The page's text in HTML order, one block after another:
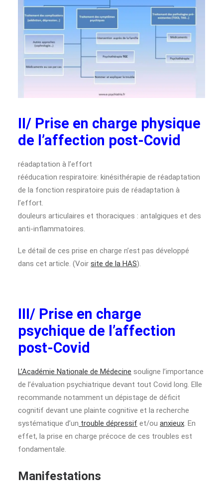
II/ Prise en charge physique
de l’affection post-Covid
réadaptation à l’effort
rééducation respiratoire: kinésithérapie de réadaptation
de la fonction respiratoire puis de réadaptation à
l’effort.
douleurs articulaires et thoraciques : antalgiques et des
anti-inflammatoires.
Le détail de ces prise en charge n’est pas développé
dans cet article. (Voir site de la HAS).
III/ Prise en charge
psychique de l’affection
post-Covid
L’Académie Nationale de Médecine souligne l’importance
de l’évaluation psychiatrique devant tout Covid long. Elle
recommande notamment un dépistage de déficit
cognitif devant une plainte cognitive et la recherche
systématique d’un trouble dépressif et/ou anxieux. En
effet, la prise en charge précoce de ces troubles est
fondamentale.
Manifestations